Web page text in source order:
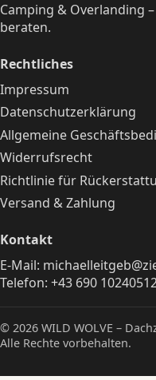
Camping & Overlanding
beraten.
Rechtliches
Impressum
Datenschutzerklärung
Allgemeine
Widerrufsrecht
Richtlinie für
Versand & Zahlung
Kontakt
E-Mail:
Telefon: +43 690
© 2026 WILD WOLVE –
Alle Rechte vorbehalten.